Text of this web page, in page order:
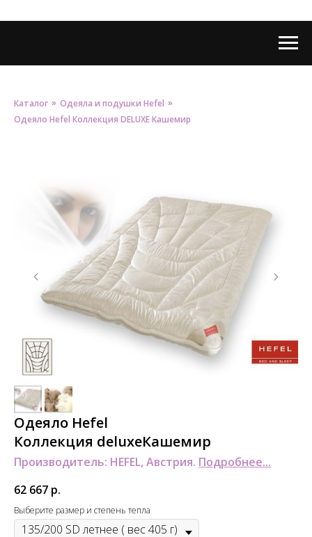
Каталог » Одеяла и подушки Hefel »
Одеяло Hefel Коллекция DELUXE Кашемир
Одеяло Hefel
Коллекция deluxeКашемир
Производитель: HEFEL, Австрия. Подробнее...
62 667 р.
Выберите размер и степень тепла